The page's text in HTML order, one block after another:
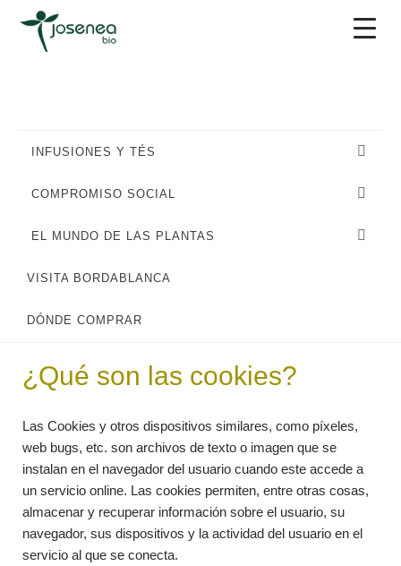
contenido
INFUSIONES Y TÉS
COMPROMISO SOCIAL
EL MUNDO DE LAS PLANTAS
VISITA BORDABLANCA
DÓNDE COMPRAR
sobre qué son las cookies y qué tipos de cookies existen.
¿Qué son las cookies?
Las Cookies y otros dispositivos similares, como píxeles,
web bugs, etc. son archivos de texto o imagen que se
instalan en el navegador del usuario cuando este accede a
un servicio online. Las cookies permiten, entre otras cosas,
almacenar y recuperar información sobre el usuario, su
navegador, sus dispositivos y la actividad del usuario en el
servicio al que se conecta.